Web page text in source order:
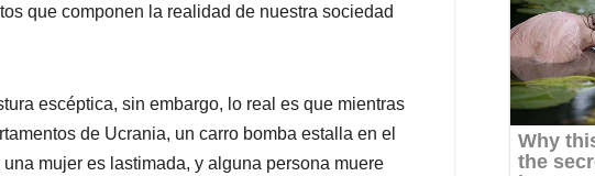
que componen la realidad de nuestra sociedad
escéptica, sin embargo, lo real es que mientras
de Ucrania, un carro bomba estalla en el
mujer es lastimada, y alguna persona muere